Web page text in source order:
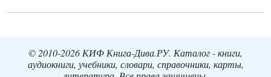
© 2010-2026 КИФ Книга-Дива.РУ. Каталог - книги,
аудиокниги, учебники, словари, справочники, карты,